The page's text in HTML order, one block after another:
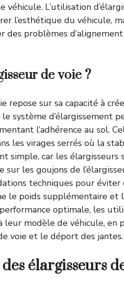
L’utilisation
l’esthétique du véhicule,
problèmes
de voie ?
repose sur sa capacité à
système d’élargissement
l’adhérence au sol.
les virages serrés où la
simple, car les élargisseurs
sur les goujons de
techniques pour éviter
le poids supplémentaire et
optimale, les
leur modèle de véhicule, en
voie et le déport des jantes.
élargisseurs